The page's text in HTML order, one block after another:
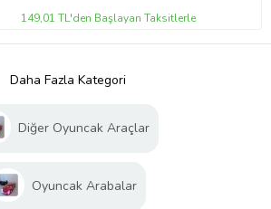
149,01 TL'den Başlayan Taksitlerle
Daha Fazla Kategori
Diğer Oyuncak Araçlar
Oyuncak Arabalar